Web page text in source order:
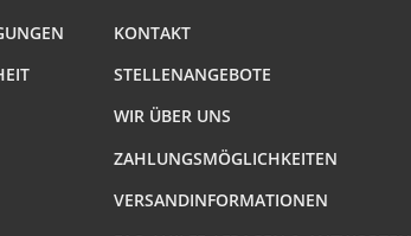
KONTAKT
STELLENANGEBOTE
WIR ÜBER UNS
ZAHLUNGSMÖGLICHKEITEN
VERSANDINFORMATIONEN